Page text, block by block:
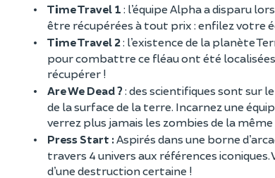
Time Travel 1 : l’équipe Alpha a disparu
être récupérées à tout prix : enfilez votre
Time Travel 2: l’existence de la planète
pour combattre ce fléau ont été localisées
récupérer !
Are We Dead ?: des scientifiques sont sur
de la surface de la terre. Incarnez une
verrez plus jamais les zombies de la
Press Start : Aspirés dans une borne
travers 4 univers aux références
d’une destruction certaine !